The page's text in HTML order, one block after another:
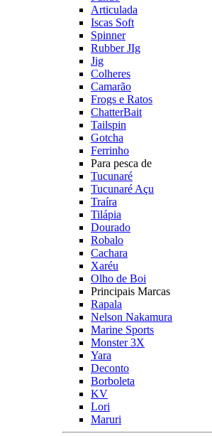
Articulada
Iscas Soft
Spinner
Rubber JIg
Jig
Colheres
Camarão
Frogs e Ratos
ChatterBait
Tailspin
Gotcha
Ferrinho
Para pesca de
Tucunaré
Tucunaré Açu
Traíra
Tilápia
Dourado
Robalo
Cachara
Xaréu
Olho de Boi
Principais Marcas
Rapala
Nelson Nakamura
Marine Sports
Monster 3X
Yara
Deconto
Borboleta
KV
Lori
Maruri